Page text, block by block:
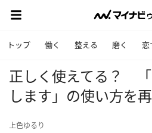
トップ 働く 整える 磨く 恋
正しく使えてる？
します」の使い方を
上色ゆるり